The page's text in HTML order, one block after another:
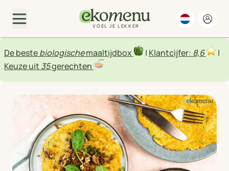
VOEL JE LEKKER
De bestebiologischemaaltijdbox | Klantcijfer: 8,6
|
Keuze uit 35gerechten